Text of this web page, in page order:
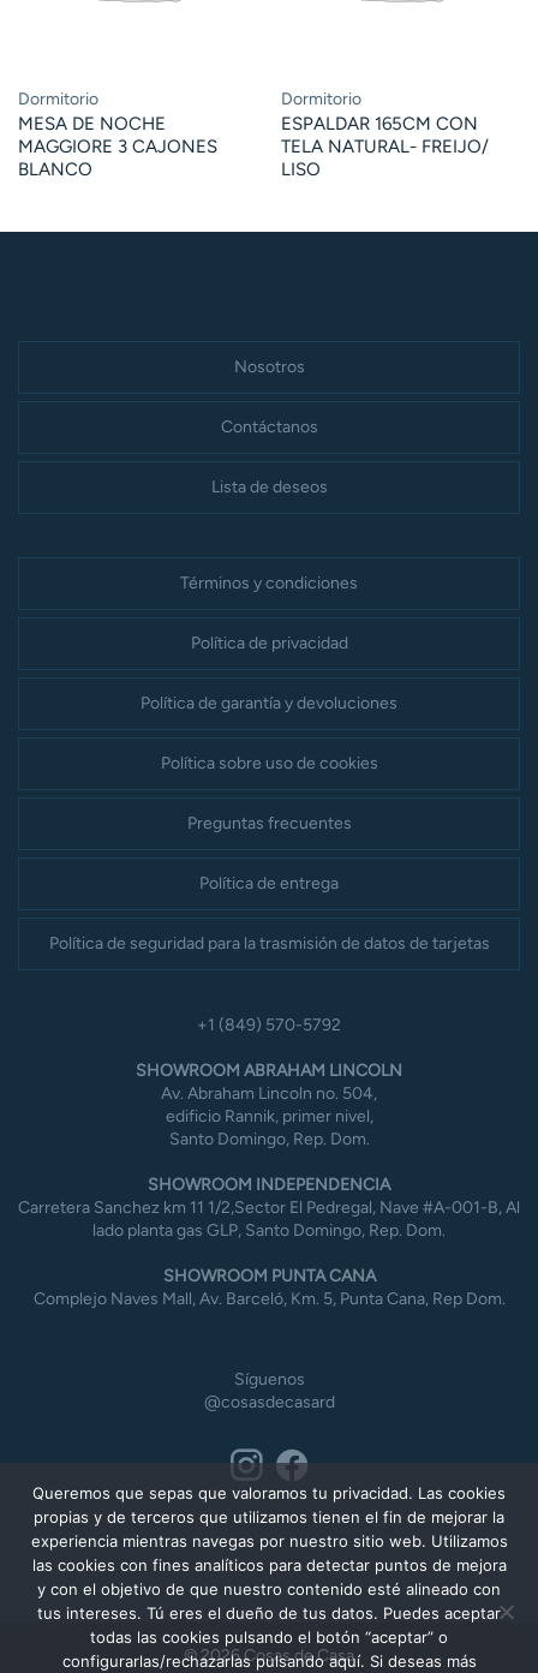
Dormitorio
MESA DE NOCHE
MAGGIORE 3 CAJONES
BLANCO
Dormitorio
ESPALDAR 165CM CON
TELA NATURAL- FREIJO/
LISO
Nosotros
Contáctanos
Lista de deseos
Términos y condiciones
Política de privacidad
Política de garantía y devoluciones
Política sobre uso de cookies
Preguntas frecuentes
Política de entrega
Política de seguridad para la trasmisión de datos de tarjetas
+1 (849) 570-5792
SHOWROOM ABRAHAM LINCOLN
Av. Abraham Lincoln no. 504,
edificio Rannik, primer nivel,
Santo Domingo, Rep. Dom.
SHOWROOM INDEPENDENCIA
Carretera Sanchez km 11 1/2,Sector El Pedregal, Nave #A-001-B, Al
lado planta gas GLP, Santo Domingo, Rep. Dom.
SHOWROOM PUNTA CANA
Complejo Naves Mall, Av. Barceló, Km. 5, Punta Cana, Rep Dom.
Síguenos
@cosasdecasard
© 2026 Cosas de Casa
Queremos que sepas que valoramos tu privacidad. Las cookies
propias y de terceros que utilizamos tienen el fin de mejorar la
experiencia mientras navegas por nuestro sitio web. Utilizamos
las cookies con fines analíticos para detectar puntos de mejora
y con el objetivo de que nuestro contenido esté alineado con
tus intereses. Tú eres el dueño de tus datos. Puedes aceptar
todas las cookies pulsando el botón “aceptar” o
configurarlas/rechazarlas pulsando aquí. Si deseas más